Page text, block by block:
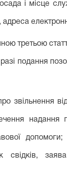
і місце
третьою
подання
звільнення
надання
свідків,